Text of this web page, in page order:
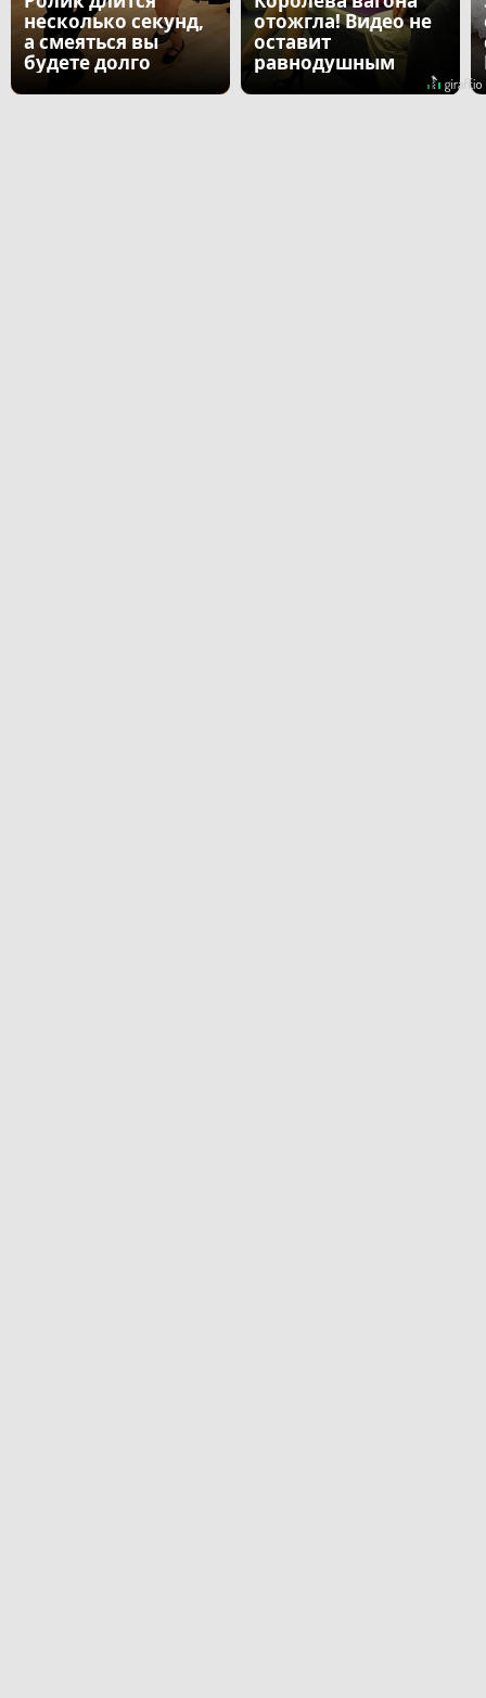
несколько секунд,
а смеяться вы
будете долго
отожгла! Видео не
оставит
равнодушным